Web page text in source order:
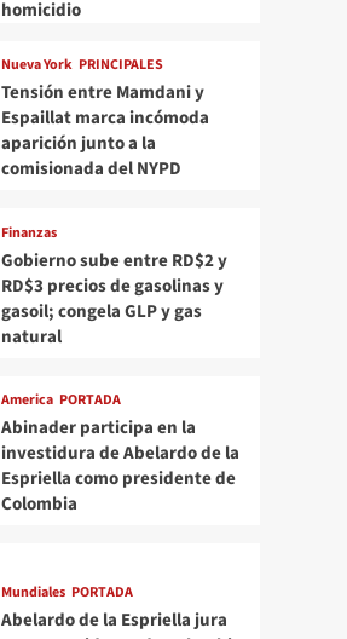
homicidio
Nueva York PRINCIPALES
Tensión entre Mamdani y
Espaillat marca incómoda
aparición junto a la
comisionada del NYPD
Finanzas
Gobierno sube entre RD$2 y
RD$3 precios de gasolinas y
gasoil; congela GLP y gas
natural
America PORTADA
Abinader participa en la
investidura de Abelardo de la
Espriella como presidente de
Colombia
Mundiales PORTADA
Abelardo de la Espriella jura